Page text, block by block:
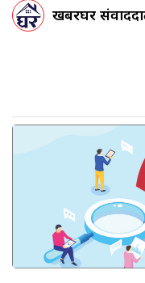
खबरघर